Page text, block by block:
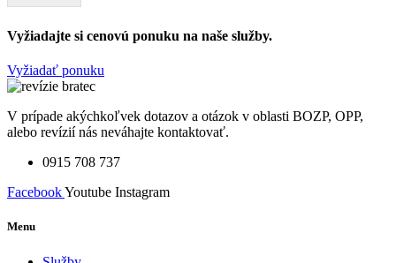
Vyžiadajte si cenovú ponuku na naše služby.
Vyžiadať ponuku
V prípade akýchkoľvek dotazov a otázok v oblasti BOZP, OPP,
alebo revízií nás neváhajte kontaktovať.
0915 708 737
FacebookYoutube Instagram
Menu